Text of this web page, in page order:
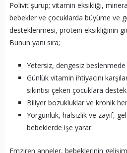
Polivit şurup; vitamin eksikliği,
bebekler ve çocuklarda büyüme ve
desteklenmesi, protein eksikliğinin
Bunun yanı sıra;
Yetersiz, dengesiz
Günlük vitamin ihtiyacını
sıkıntısı çeken çocuklara
Biliyer bozukluklar ve kronik
Yorgunluk, halsizlik ve zayıf,
bebeklerde işe yarar.
Emziren anneler, bebeklerinin